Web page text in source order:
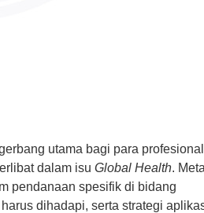
utama bagi para profesional
dalam isu Global Health. Meta
pendanaan spesifik di bidang
dihadapi, serta strategi